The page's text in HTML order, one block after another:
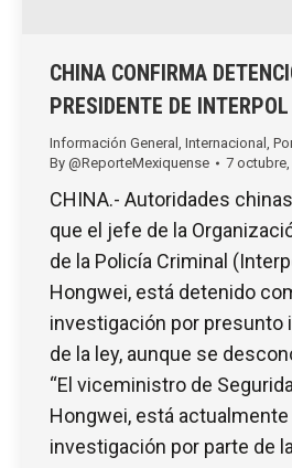
CHINA CONFIRMA
PRESIDENTE DE INTERPOL
Información General , Internacional ,
By @ReporteMexiquense 7 octubre,
CHINA.- Autoridades
que el jefe de la
de la Policía Criminal
Hongwei, está detenido
investigación por presunto
de la ley, aunque se
“El viceministro de
Hongwei, está
investigación por parte de